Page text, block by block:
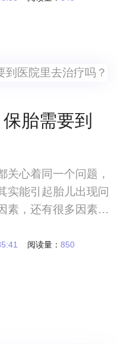
进行治疗，这样就能
胎需要到
关心着同一个问题，
实能引起胎儿出现问
素，还有很多因素，
问题，如果孕期饮食
阅读量： 850